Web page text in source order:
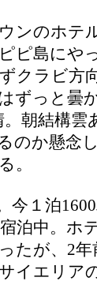
ンのホテ
ピ島にや
クラビ方
ずっと曇
。朝結構雲
のか懸念
。
今１泊
泊中。ホ
たが、2年
イエリア